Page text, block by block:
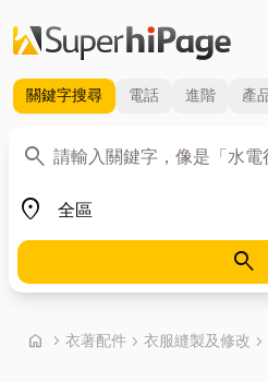
關鍵字搜尋 電話 進階 產
search
關鍵字
place
地區
search
home chevron_right 首頁
衣著配件 chevron_right 衣服縫製及修改 chevron_right